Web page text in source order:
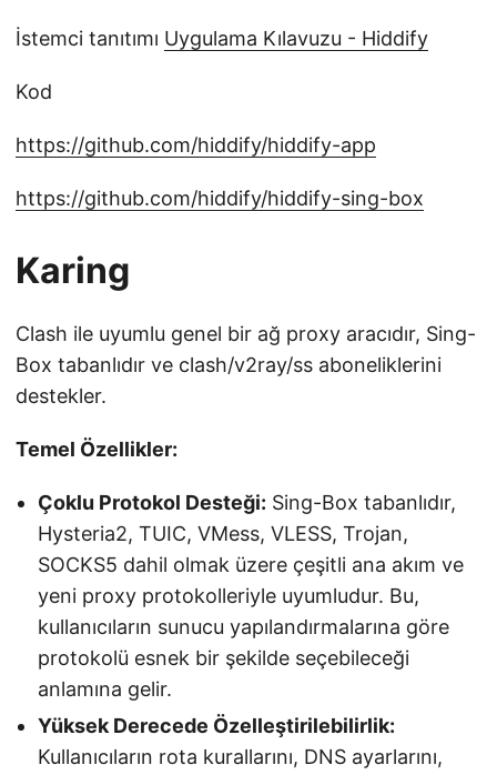
İstemci tanıtımı Uygulama Kılavuzu - Hiddify
Kod
https://github.com/hiddify/hiddify-app
https://github.com/hiddify/hiddify-sing-box
Karing
Clash ile uyumlu genel bir ağ proxy aracıdır, Sing-
Box tabanlıdır ve clash/v2ray/ss aboneliklerini
destekler.
Temel Özellikler:
Çoklu Protokol Desteği: Sing-Box tabanlıdır,
Hysteria2, TUIC, VMess, VLESS, Trojan,
SOCKS5 dahil olmak üzere çeşitli ana akım ve
yeni proxy protokolleriyle uyumludur. Bu,
kullanıcıların sunucu yapılandırmalarına göre
protokolü esnek bir şekilde seçebileceği
anlamına gelir.
Yüksek Derecede Özelleştirilebilirlik:
Kullanıcıların rota kurallarını, DNS ayarlarını,